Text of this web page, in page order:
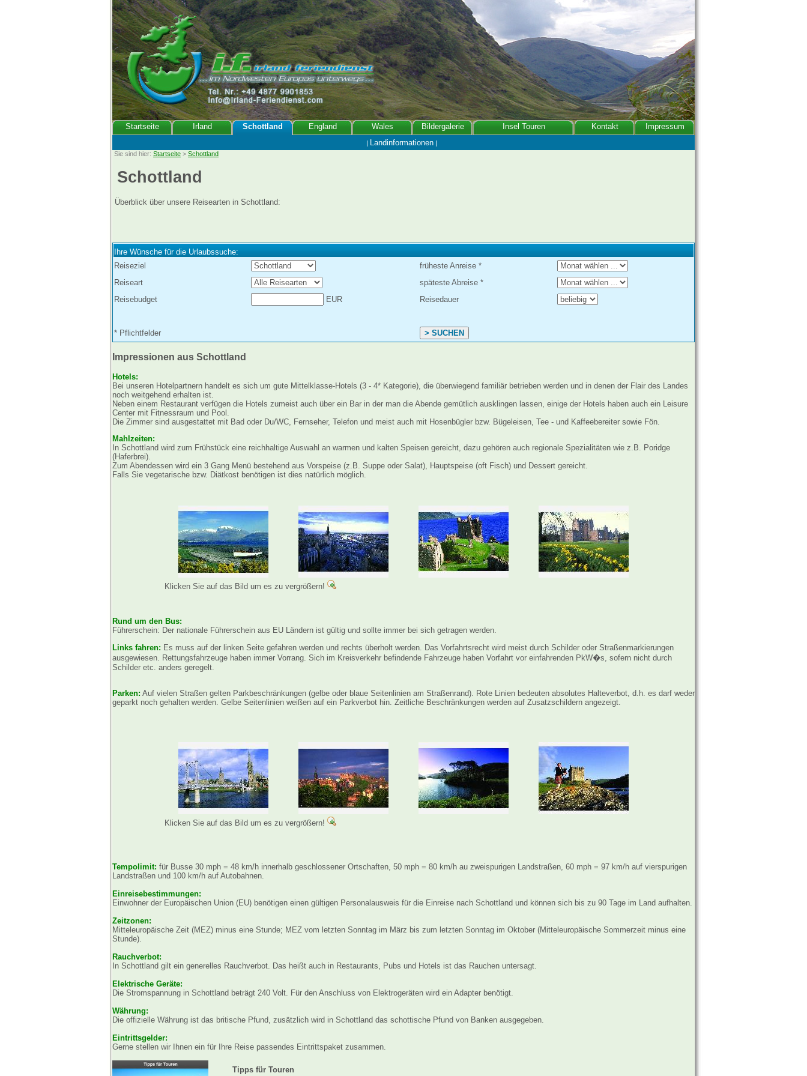
Startseite Irland Schottland England Wales Bildergalerie Insel Touren Kontakt Impressum
| Landinformationen|
Sie sind hier: Startseite > Schottland
Schottland
Überblick über unsere Reisearten in Schottland:
Ihre Wünsche für die Urlaubssuche:
Reiseziel
früheste Anreise *
Reiseart
späteste Abreise *
Reisebudget
EUR Reisedauer
* Pflichtfelder
Impressionen aus Schottland
Hotels:
Bei unseren Hotelpartnern handelt es sich um gute Mittelklasse-Hotels (3 - 4* Kategorie), die überwiegend familiär betrieben werden und in denen der Flair des Landes
noch weitgehend erhalten ist.
Neben einem Restaurant verfügen die Hotels zumeist auch über ein Bar in der man die Abende gemütlich ausklingen lassen, einige der Hotels haben auch ein Leisure
Center mit Fitnessraum und Pool.
Die Zimmer sind ausgestattet mit Bad oder Du/WC, Fernseher, Telefon und meist auch mit Hosenbügler bzw. Bügeleisen, Tee - und Kaffeebereiter sowie Fön.
Mahlzeiten:
In Schottland wird zum Frühstück eine reichhaltige Auswahl an warmen und kalten Speisen gereicht, dazu gehören auch regionale Spezialitäten wie z.B. Poridge
(Haferbrei).
Zum Abendessen wird ein 3 Gang Menü bestehend aus Vorspeise (z.B. Suppe oder Salat), Hauptspeise (oft Fisch) und Dessert gereicht.
Falls Sie vegetarische bzw. Diätkost benötigen ist dies natürlich möglich.
Klicken Sie auf das Bild um es zu vergrößern!
Rund um den Bus:
Führerschein: Der nationale Führerschein aus EU Ländern ist gültig und sollte immer bei sich getragen werden.
Links fahren: Es muss auf der linken Seite gefahren werden und rechts überholt werden. Das Vorfahrtsrecht wird meist durch Schilder oder Straßenmarkierungen
ausgewiesen. Rettungsfahrzeuge haben immer Vorrang. Sich im Kreisverkehr befindende Fahrzeuge haben Vorfahrt vor einfahrenden PkW�s, sofern nicht durch
Schilder etc. anders geregelt.
Parken: Auf vielen Straßen gelten Parkbeschränkungen (gelbe oder blaue Seitenlinien am Straßenrand). Rote Linien bedeuten absolutes Halteverbot, d.h. es darf weder
geparkt noch gehalten werden. Gelbe Seitenlinien weißen auf ein Parkverbot hin. Zeitliche Beschränkungen werden auf Zusatzschildern angezeigt.
Klicken Sie auf das Bild um es zu vergrößern!
Tempolimit: für Busse 30 mph = 48 km/h innerhalb geschlossener Ortschaften, 50 mph = 80 km/h au zweispurigen Landstraßen, 60 mph = 97 km/h auf vierspurigen
Landstraßen und 100 km/h auf Autobahnen.
Einreisebestimmungen:
Einwohner der Europäischen Union (EU) benötigen einen gültigen Personalausweis für die Einreise nach Schottland und können sich bis zu 90 Tage im Land aufhalten.
Zeitzonen:
Mitteleuropäische Zeit (MEZ) minus eine Stunde; MEZ vom letzten Sonntag im März bis zum letzten Sonntag im Oktober (Mitteleuropäische Sommerzeit minus eine
Stunde).
Rauchverbot:
In Schottland gilt ein generelles Rauchverbot. Das heißt auch in Restaurants, Pubs und Hotels ist das Rauchen untersagt.
Elektrische Geräte:
Die Stromspannung in Schottland beträgt 240 Volt. Für den Anschluss von Elektrogeräten wird ein Adapter benötigt.
Währung:
Die offizielle Währung ist das britische Pfund, zusätzlich wird in Schottland das schottische Pfund von Banken ausgegeben.
Eintrittsgelder:
Gerne stellen wir Ihnen ein für Ihre Reise passendes Eintrittspaket zusammen.
Tipps für Touren